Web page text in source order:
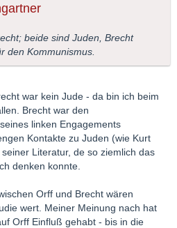
beide sind Juden, Brecht
den Kommunismus.
war kein Jude - da bin ich beim
Brecht war den
linken Engagements
Kontakte zu Juden (wie Kurt
Literatur, de so ziemlich das
denken konnte.
Orff und Brecht wären
wert. Meiner Meinung nach hat
Orff Einfluß gehabt - bis in die